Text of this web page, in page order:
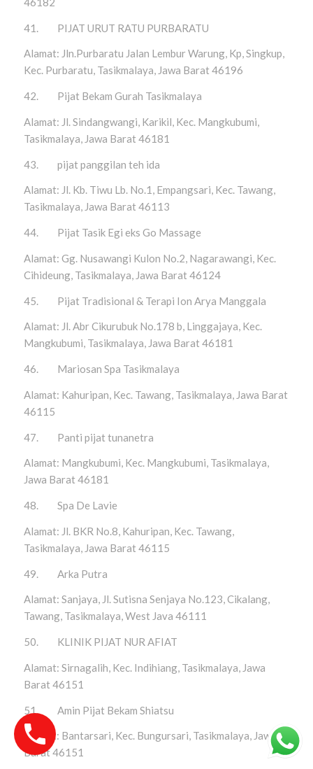
41. PIJAT URUT RATU PURBARATU
Alamat: Jln.Purbaratu Jalan Lembur Warung, Kp, Singkup,
Kec. Purbaratu, Tasikmalaya, Jawa Barat 46196
42. Pijat Bekam Gurah Tasikmalaya
Alamat: Jl. Sindangwangi, Karikil, Kec. Mangkubumi,
Tasikmalaya, Jawa Barat 46181
43. pijat panggilan teh ida
Alamat: Jl. Kb. Tiwu Lb. No.1, Empangsari, Kec. Tawang,
Tasikmalaya, Jawa Barat 46113
44. Pijat Tasik Egi eks Go Massage
Alamat: Gg. Nusawangi Kulon No.2, Nagarawangi, Kec.
Cihideung, Tasikmalaya, Jawa Barat 46124
45. Pijat Tradisional & Terapi Ion Arya Manggala
Alamat: Jl. Abr Cikurubuk No.178 b, Linggajaya, Kec.
Mangkubumi, Tasikmalaya, Jawa Barat 46181
46. Mariosan Spa Tasikmalaya
Alamat: Kahuripan, Kec. Tawang, Tasikmalaya, Jawa Barat
46115
47. Panti pijat tunanetra
Alamat: Mangkubumi, Kec. Mangkubumi, Tasikmalaya,
Jawa Barat 46181
48. Spa De Lavie
Alamat: Jl. BKR No.8, Kahuripan, Kec. Tawang,
Tasikmalaya, Jawa Barat 46115
49. Arka Putra
Alamat: Sanjaya, Jl. Sutisna Senjaya No.123, Cikalang,
Tawang, Tasikmalaya, West Java 46111
50. KLINIK PIJAT NUR AFIAT
Alamat: Sirnagalih, Kec. Indihiang, Tasikmalaya, Jawa
Barat 46151
51. Amin Pijat Bekam Shiatsu
Alamat: Bantarsari, Kec. Bungursari, Tasikmalaya, Jawa
Barat 46151